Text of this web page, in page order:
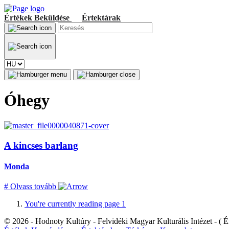
Értékek Beküldése Értektárak
Óhegy
A kincses barlang
Monda
# Olvass tovább
You're currently reading page 1
© 2026 - Hodnoty Kultúry - Felvidéki Magyar Kulturális Intézet - (